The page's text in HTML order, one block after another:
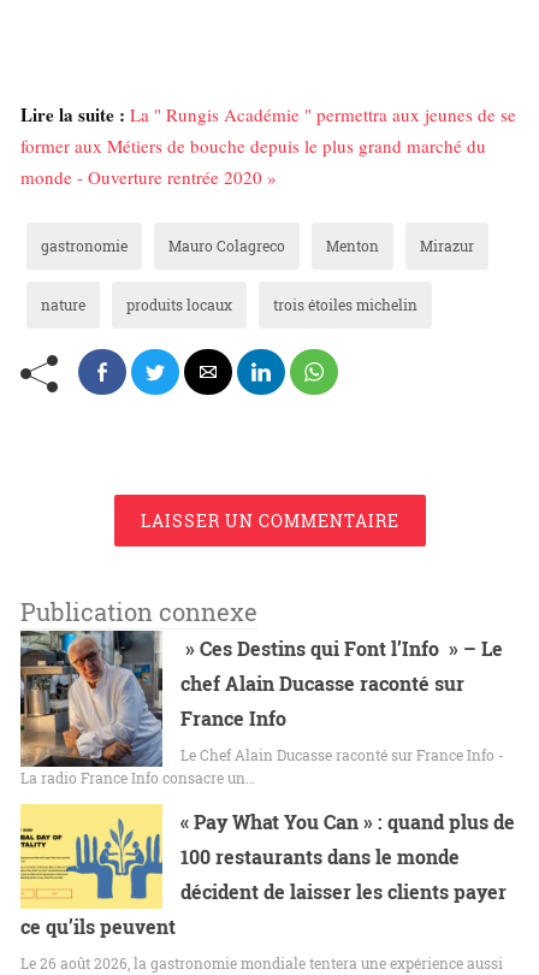
Lire la suite : La " Rungis Académie " permettra aux jeunes de se
former aux Métiers de bouche depuis le plus grand marché du
monde - Ouverture rentrée 2020 »
gastronomie Mauro Colagreco Menton Mirazur
nature produits locaux trois étoiles michelin
LAISSER UN COMMENTAIRE
Publication connexe
» Ces Destins qui Font l’Info » – Le
chef Alain Ducasse raconté sur
France Info
Le Chef Alain Ducasse raconté sur France Info -
La radio France Info consacre un…
« Pay What You Can » : quand plus de
100 restaurants dans le monde
décident de laisser les clients payer
ce qu’ils peuvent
Le 26 août 2026, la gastronomie mondiale tentera une expérience aussi